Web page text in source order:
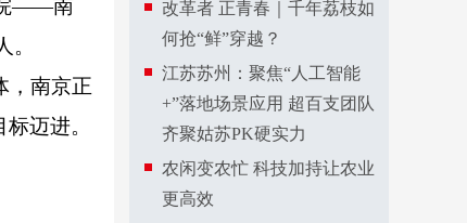
院——南
，南京正
迈进。
改革者 正青春｜千年荔枝如
何抢“鲜”穿越？
江苏苏州：聚焦“人工智能
+”落地场景应用 超百支团队
齐聚姑苏PK硬实力
农闲变农忙 科技加持让农业
更高效